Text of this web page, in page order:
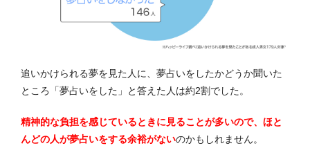
追いかけられる夢を見た人に、夢占いをしたかどうか聞いた
ところ「夢占いをした」と答えた人は約2割でした。
精神的な負担を感じているときに見ることが多いので、ほと
んどの人が夢占いをする余裕がないのかもしれません。